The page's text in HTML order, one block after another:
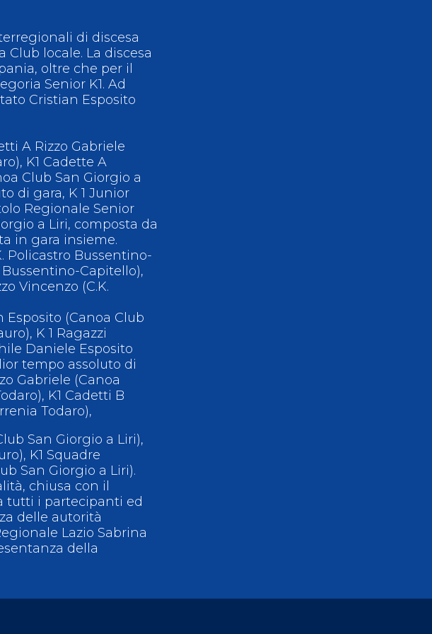
Whistleblowing Federazione Trasparente
policy
di discesa
locale. La discesa
oltre che per il
Senior K1. Ad
Cristian Esposito
A Rizzo Gabriele
K1 Cadette A
Club San Giorgio a
di gara, K 1 Junior
Regionale Senior
a Liri, composta da
in gara insieme.
Policastro Bussentino-
Bussentino-Capitello),
Vincenzo (C.K.
(Canoa Club
K 1 Ragazzi
Daniele Esposito
tempo assoluto di
Gabriele (Canoa
K1 Cadetti B
Todaro),
San Giorgio a Liri),
K1 Squadre
San Giorgio a Liri).
chiusa con il
tutti i partecipanti ed
delle autorità
Lazio Sabrina
della